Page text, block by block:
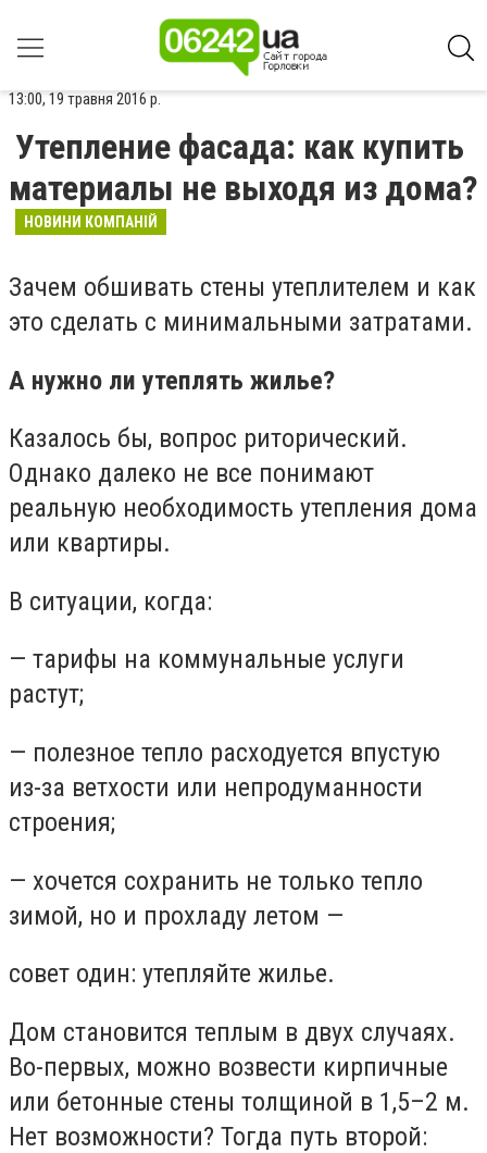
13:00, 19 травня 2016 р.
Утепление фасада: как купить
материалы не выходя из дома?
НОВИНИ КОМПАНІЙ
Зачем обшивать стены утеплителем и как
это сделать с минимальными затратами.
А нужно ли утеплять жилье?
Казалось бы, вопрос риторический.
Однако далеко не все понимают
реальную необходимость утепления дома
или квартиры.
В ситуации, когда:
— тарифы на коммунальные услуги
растут;
— полезное тепло расходуется впустую
из-за ветхости или непродуманности
строения;
— хочется сохранить не только тепло
зимой, но и прохладу летом —
совет один: утепляйте жилье.
Дом становится теплым в двух случаях.
Во-первых, можно возвести кирпичные
или бетонные стены толщиной в 1,5–2 м.
Нет возможности? Тогда путь второй: